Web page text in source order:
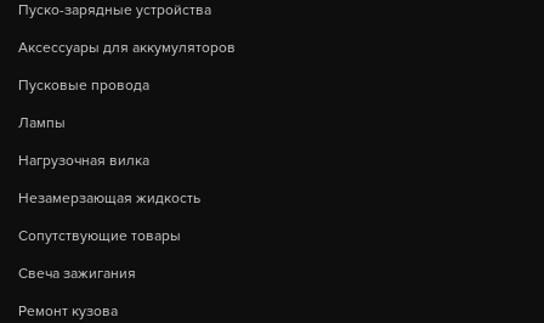
Пуско-зарядные устройства
Аксессуары для аккумуляторов
Пусковые провода
Лампы
Нагрузочная вилка
Незамерзающая жидкость
Сопутствующие товары
Свеча зажигания
Ремонт кузова